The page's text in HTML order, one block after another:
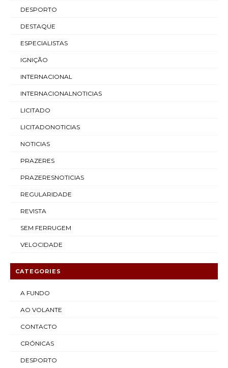
DESPORTO
DESTAQUE
ESPECIALISTAS
IGNIÇÃO
INTERNACIONAL
INTERNACIONALNOTICIAS
LICITADO
LICITADONOTICIAS
NOTICIAS
PRAZERES
PRAZERESNOTICIAS
REGULARIDADE
REVISTA
SEM FERRUGEM
VELOCIDADE
CATEGORIES
A FUNDO
AO VOLANTE
CONTACTO
CRÓNICAS
DESPORTO